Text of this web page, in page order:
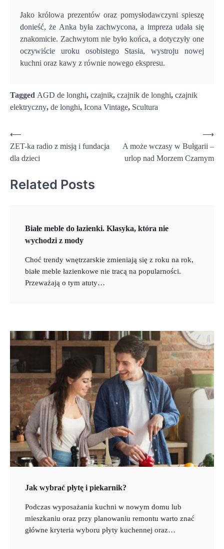
Jako królowa prezentów oraz pomysłodawczyni spieszę
donieść, że Anka była zachwycona, a impreza udała się
znakomicie. Zachwytom nie było końca, a dotyczyły one
oczywiście uroku osobistego Stasia, wystroju nowej
kuchni oraz kawy z równie nowego ekspresu.
Tagged AGD de longhi, czajnik, czajnik de longhi, czajnik
elektryczny, de longhi, Icona Vintage, Scultura
Nawigacja
wpisu
⟵
ZET-ka radio z misją i fundacja
dla dzieci
A może wczasy w Bułgarii –
urlop nad Morzem Czarnym
⟶
Related Posts
Białe meble do łazienki. Klasyka, która nie
wychodzi z mody
Choć trendy wnętrzarskie zmieniają się z roku na rok,
białe meble łazienkowe nie tracą na popularności.
Przeważają o tym atuty…
Jak wybrać płytę i piekarnik?
Podczas wyposażania kuchni w nowym domu lub
mieszkaniu oraz przy planowaniu remontu warto znać
główne kryteria wyboru płyty kuchennej oraz…